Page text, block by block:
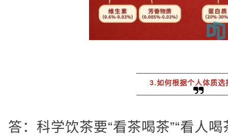
3.如何根据个人体质选
答：科学饮茶要“看茶喝茶”“看人喝